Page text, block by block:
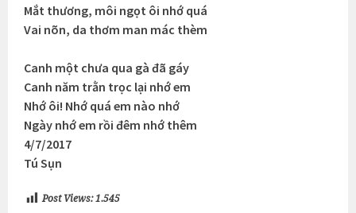
Mắt thương, môi ngọt ôi nhớ quá
Vai nõn, da thơm man mác thèm
Canh một chưa qua gà đã gáy
Canh năm trằn trọc lại nhớ em
Nhớ ôi! Nhớ quá em nào nhớ
Ngày nhớ em rồi đêm nhớ thêm
4/7/2017
Tú Sụn
Post Views: 1.545